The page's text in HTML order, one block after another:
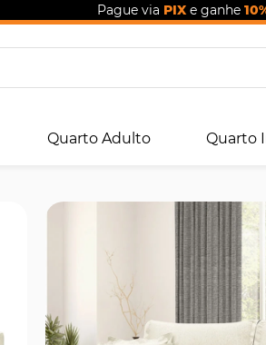
Pague via PIXe ganhe
Quarto Adulto Quarto